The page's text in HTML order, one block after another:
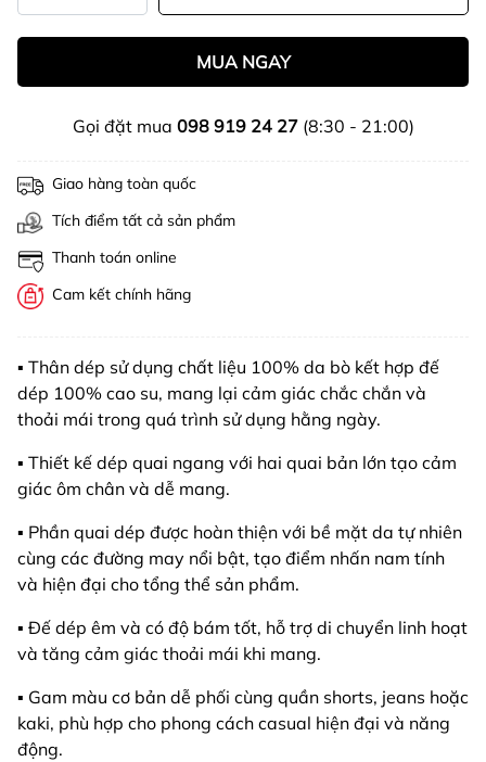
MUA NGAY
Gọi đặt mua 098 919 24 27(8:30 - 21:00)
Giao hàng toàn quốc
Tích điểm tất cả sản phẩm
Thanh toán online
Cam kết chính hãng
▪️ Thân dép sử dụng chất liệu 100% da bò kết hợp đế
dép 100% cao su, mang lại cảm giác chắc chắn và
thoải mái trong quá trình sử dụng hằng ngày.
▪️ Thiết kế dép quai ngang với hai quai bản lớn tạo cảm
giác ôm chân và dễ mang.
▪️ Phần quai dép được hoàn thiện với bề mặt da tự nhiên
cùng các đường may nổi bật, tạo điểm nhấn nam tính
và hiện đại cho tổng thể sản phẩm.
▪️ Đế dép êm và có độ bám tốt, hỗ trợ di chuyển linh hoạt
và tăng cảm giác thoải mái khi mang.
▪️ Gam màu cơ bản dễ phối cùng quần shorts, jeans hoặc
kaki, phù hợp cho phong cách casual hiện đại và năng
động.